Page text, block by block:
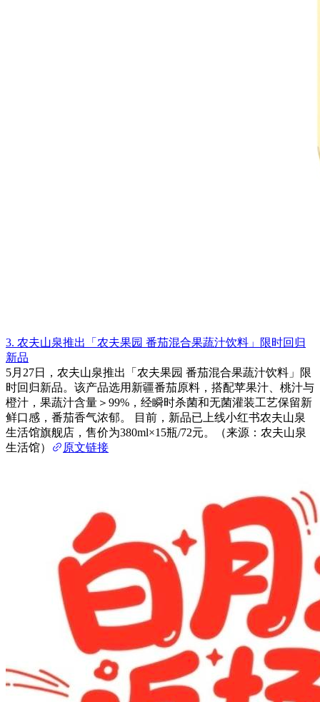
3. 农夫山泉推出「农夫果园 番茄混合果蔬汁饮料」限时回归
新品
5月27日，农夫山泉推出「农夫果园 番茄混合果蔬汁饮料」限
时回归新品。该产品选用新疆番茄原料，搭配苹果汁、桃汁与
橙汁，果蔬汁含量＞99%，经瞬时杀菌和无菌灌装工艺保留新
鲜口感，番茄香气浓郁。 目前，新品已上线小红书农夫山泉
生活馆旗舰店，售价为380ml×15瓶/72元。（来源：农夫山泉
生活馆）
原文链接